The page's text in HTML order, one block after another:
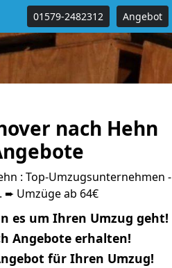
01579-2482312 Angebot
nach Hehn
: Top-Umzugsunternehmen -
➨ Umzüge ab 64€
es um Ihren Umzug geht!
Angebote erhalten!
für Ihren Umzug!